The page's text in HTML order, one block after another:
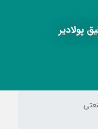
پولادیر